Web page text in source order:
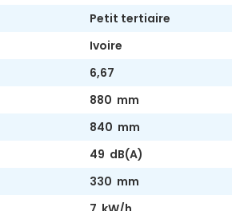
Petit tertiaire
Ivoire
6,67
880 mm
840 mm
49 dB(A)
330 mm